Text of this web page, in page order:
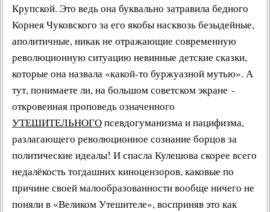
Крупской. Это ведь она буквально затравила бедного
Корнея Чуковского за его якобы насквозь безыдейные,
аполитичные, никак не отражающие современную
революционную ситуацию невинные детские сказки,
которые она назвала «какой-то буржуазной мутью». А
тут, понимаете ли, на большом советском экране -
откровенная проповедь означенного
УТЕШИТЕЛЬНОГОпсевдогуманизма и пацифизма,
разлагающего революционное сознание борцов за
политические идеалы! И спасла Кулешова скорее всего
недалёкость тогдашних киноцензоров, каковые по
причине своей малообразованности вообще ничего не
поняли в «Великом Утешителе», восприняв это как